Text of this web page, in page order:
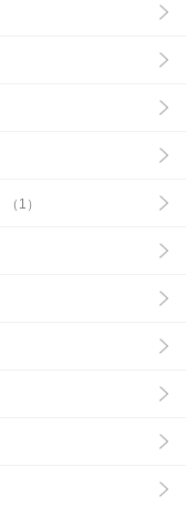
（1）